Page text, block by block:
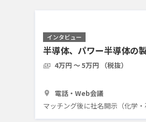
インタビュー
半導体、パワー半導体の
4万円 〜 5万円 （税抜）
電話・Web会議
マッチング後に社名開示（化学・